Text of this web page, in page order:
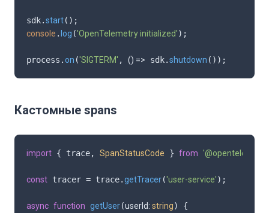
sdk.start
console . log ('OpenTelemetry initialized');
process.on ('SIGTERM' , () => sdk.shutdown ());
Кастомные spans
import { trace, SpanStatusCode } from
const tracer = trace.getTracer('user-service');
async function getUser(userId: string) {